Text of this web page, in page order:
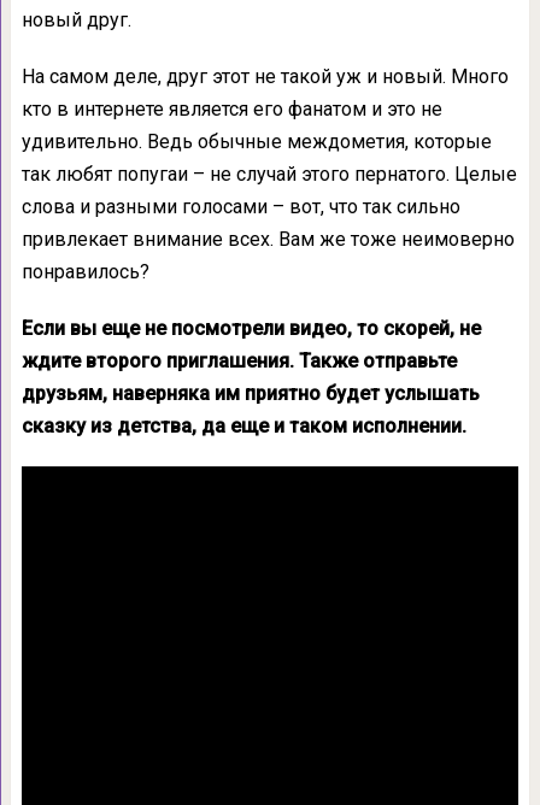
новый друг.
На самом деле, друг этот не такой уж и новый. Много
кто в интернете является его фанатом и это не
удивительно. Ведь обычные междометия, которые
так любят попугаи – не случай этого пернатого. Целые
слова и разными голосами – вот, что так сильно
привлекает внимание всех. Вам же тоже неимоверно
понравилось?
Если вы еще не посмотрели видео, то скорей, не
ждите второго приглашения. Также отправьте
друзьям, наверняка им приятно будет услышать
сказку из детства, да еще и таком исполнении.